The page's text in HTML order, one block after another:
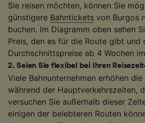
Sie reisen möchten, können Sie
günstigere Bahntickets von Burgos
buchen. Im Diagramm oben sehen
Preis, den es für die Route gibt und
Durchschnittspreise ab 4 Wochen
2.Seien Sie flexibel bei Ihren
Viele Bahnunternehmen erhöhen die
während der Hauptverkehrszeiten,
versuchen Sie außerhalb dieser
einigen der belebteren Routen